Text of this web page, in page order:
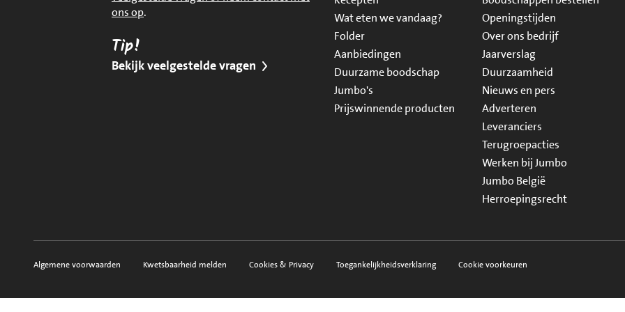
ons op.
Tip!
Bekijk veelgestelde vragen
Wat eten we vandaag?
Folder
Aanbiedingen
Duurzame boodschap
Jumbo's
Prijswinnende producten
Openingstijden
Over ons bedrijf
Jaarverslag
Duurzaamheid
Nieuws en pers
Adverteren
Leveranciers
Terugroepacties
Werken bij Jumbo
Jumbo België
Herroepingsrecht
Voorwaarden, privacy en sitemap
Algemene voorwaarden Kwetsbaarheid melden Cookies & Privacy Toegankelijkheidsverklaring Cookie voorkeuren